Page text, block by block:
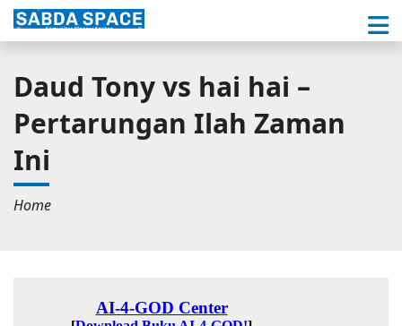
Daud Tony vs hai hai –
Pertarungan Ilah Zaman
Ini
Home